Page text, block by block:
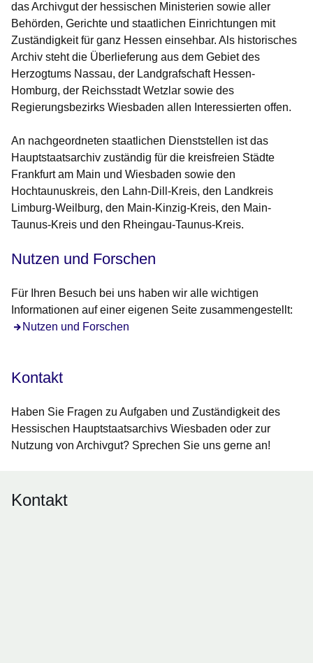
das Archivgut der hessischen Ministerien sowie aller
Behörden, Gerichte und staatlichen Einrichtungen mit
Zuständigkeit für ganz Hessen einsehbar. Als historisches
Archiv steht die Überlieferung aus dem Gebiet des
Herzogtums Nassau, der Landgrafschaft Hessen-
Homburg, der Reichsstadt Wetzlar sowie des
Regierungsbezirks Wiesbaden allen Interessierten offen.
An nachgeordneten staatlichen Dienststellen ist das
Hauptstaatsarchiv zuständig für die kreisfreien Städte
Frankfurt am Main und Wiesbaden sowie den
Hochtaunuskreis, den Lahn-Dill-Kreis, den Landkreis
Limburg-Weilburg, den Main-Kinzig-Kreis, den Main-
Taunus-Kreis und den Rheingau-Taunus-Kreis.
Nutzen und Forschen
Für Ihren Besuch bei uns haben wir alle wichtigen
Informationen auf einer eigenen Seite zusammengestellt:
Nutzen und Forschen
Kontakt
Haben Sie Fragen zu Aufgaben und Zuständigkeit des
Hessischen Hauptstaatsarchivs Wiesbaden oder zur
Nutzung von Archivgut? Sprechen Sie uns gerne an!
Kontakt